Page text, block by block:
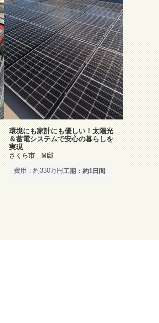
環境にも家計にも優しい！太陽光
＆蓄電システムで安心の暮らしを
実現
さくら市 M邸
費用：約330万円工期：約1日間